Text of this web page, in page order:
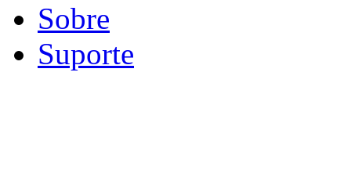
Sobre
Suporte